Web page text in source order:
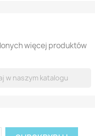
więcej produktów